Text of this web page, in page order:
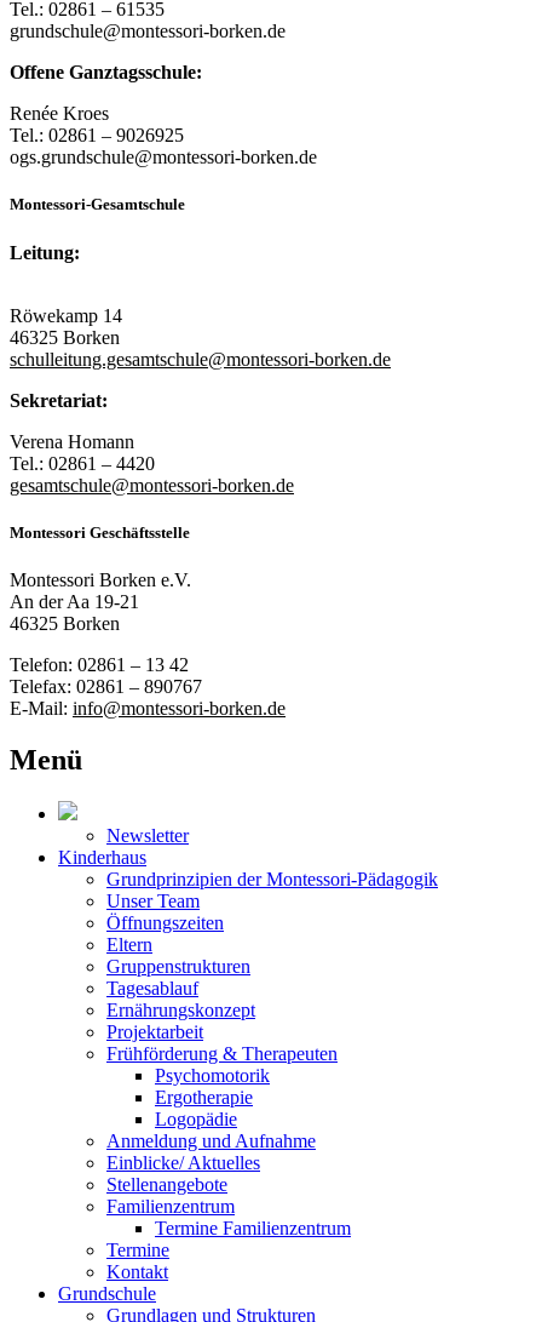
Tel.: 02861 – 61535
grundschule@montessori-borken.de
Offene Ganztagsschule:
Renée Kroes
Tel.: 02861 – 9026925
ogs.grundschule@montessori-borken.de
Montessori-Gesamtschule
Leitung:
Röwekamp 14
46325 Borken
schulleitung.gesamtschule@montessori-borken.de
Sekretariat:
Verena Homann
Tel.: 02861 – 4420
gesamtschule@montessori-borken.de
Montessori Geschäftsstelle
Montessori Borken e.V.
An der Aa 19-21
46325 Borken
Telefon: 02861 – 13 42
Telefax: 02861 – 890767
E-Mail: info@montessori-borken.de
Menü
Newsletter
Kinderhaus
Grundprinzipien der Montessori-Pädagogik
Unser Team
Öffnungszeiten
Eltern
Gruppenstrukturen
Tagesablauf
Ernährungskonzept
Projektarbeit
Frühförderung & Therapeuten
Psychomotorik
Ergotherapie
Logopädie
Anmeldung und Aufnahme
Einblicke/ Aktuelles
Stellenangebote
Familienzentrum
Termine Familienzentrum
Termine
Kontakt
Grundschule
Grundlagen und Strukturen